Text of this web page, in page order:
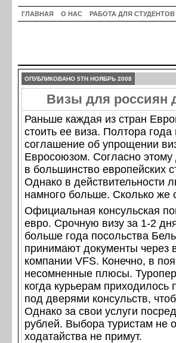
ГЛАВНАЯ О НАС РАБОТА ДЛЯ СТУДЕНТОВ
ОПУБЛИКОВАНО 5TH НОЯБРЬ 2008
Визы для россиян
Раньше каждая из стран
стоить ее виза. Полтора
соглашение об упрощении
Евросоюзом. Согласно
в большинство европейских
Однако в действительности
намного больше. Сколько же
Официальная консульская
евро. Срочную визу за 1-2
больше года посольства
принимают документы через
компании VFS. Конечно, в
несомненные плюсы.
когда курьерам приходилось
под дверями консульств,
Однако за свои услуги
рублей. Выбора туристам не
ходатайства не примут.